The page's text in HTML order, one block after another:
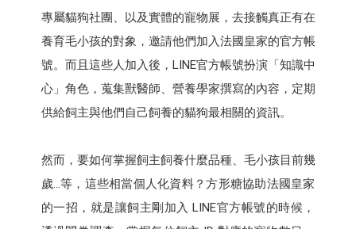
專屬貓狗社團、以及實體的寵物展，去接觸真正有在
養育毛小孩的對象，邀請他們加入法國皇家的官方帳
號。而且這些人加入後，LINE官方帳號扮演「知識中
心」角色，蒐集獸醫師、營養學家撰寫的內容，定期
供給飼主與他們自己飼養的貓狗最相關的資訊。
然而，要如何掌握飼主飼養什麼品種、毛小孩目前幾
歲…等，這些相當個人化資料？方形糖協助法國皇家
的一招，就是讓飼主剛加入 LINE官方帳號的時候，